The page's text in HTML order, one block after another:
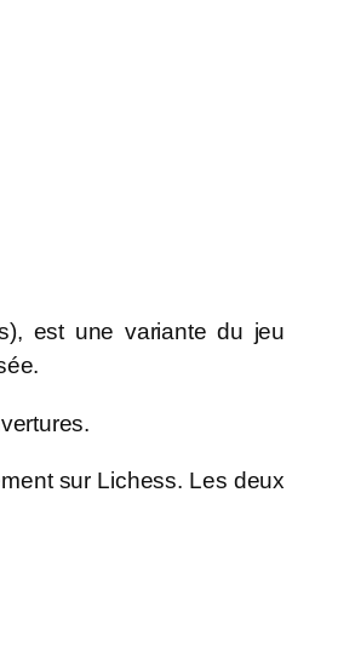
est une variante du jeu
sur Lichess. Les deux